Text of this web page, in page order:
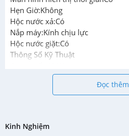
Kinh Nghiệm
Hẹn Giờ:Không
Hộc nước xả:Có
Nắp máy:Kính chịu lực
Hộc nước giặt:Có
Thông Số Kỹ Thuật
Dòng điện:220-240V/50Hz
Bảo hành:24 tháng
Đọc thêm